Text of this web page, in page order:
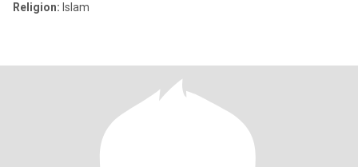
Religion: Islam